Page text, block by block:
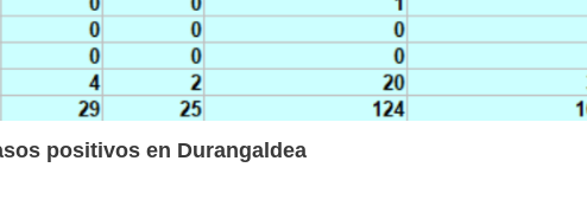
positivos en Durangaldea